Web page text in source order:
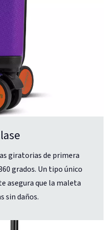
giratorias de primera
grados. Un tipo único
asegura que la maleta
sin daños.